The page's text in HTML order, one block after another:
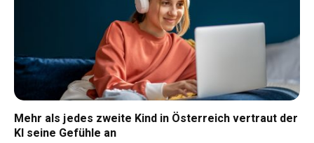
Mehr als jedes zweite Kind in Österreich vertraut der
KI seine Gefühle an